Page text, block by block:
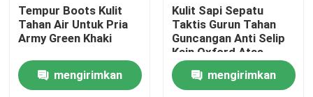
Armor Balistik Militer
Tempur Boots Kulit
Tahan Air Untuk Pria
Army Green Khaki
mengirimkan
Kulit Sapi Sepatu
Taktis Gurun Tahan
Guncangan Anti Selip
Kain Oxford Atas
Tinggi
mengirimkan